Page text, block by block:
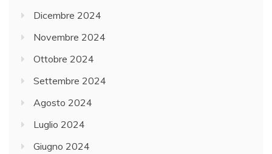
Dicembre 2024
Novembre 2024
Ottobre 2024
Settembre 2024
Agosto 2024
Luglio 2024
Giugno 2024